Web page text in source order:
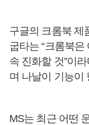
구글의 크롬북 제
굽타는 “크롬북은
속 진화할 것”이
며 나날이 기능이
MS는 최근 어떤